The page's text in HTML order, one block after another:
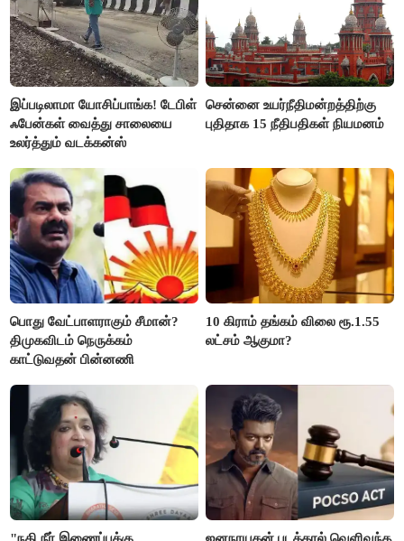
இப்படிலாமா யோசிப்பாங்க! டேபிள்
ஃபேன்கள் வைத்து சாலையை
உலர்த்தும் வடக்கன்ஸ்
சென்னை உயர்நீதிமன்றத்திற்கு
புதிதாக 15 நீதிபதிகள் நியமனம்
பொது வேட்பாளராகும் சீமான்?
திமுகவிடம் நெருக்கம்
காட்டுவதன் பின்னணி
10 கிராம் தங்கம் விலை ரூ.1.55
லட்சம் ஆகுமா?